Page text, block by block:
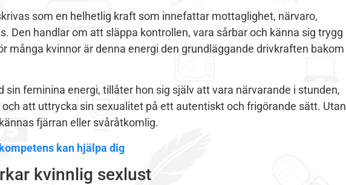
som en helhetlig kraft som innefattar mottaglighet, närvaro,
Den handlar om att släppa kontrollen, vara sårbar och känna sig trygg
många kvinnor är denna energi den grundläggande drivkraften bakom
sin feminina energi, tillåter hon sig själv att vara närvarande i stunden,
att uttrycka sin sexualitet på ett autentiskt och frigörande sätt. Utan
fjärran eller svåråtkomlig.
kan hjälpa dig
kvinnlig sexlust